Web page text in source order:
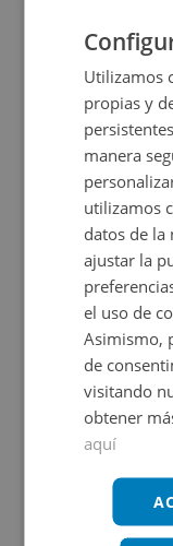
Garaje en
Impuestos no
5.200€
Utilizamos
propias y
manera
utilizamos
datos de la
ajustar la
el uso de
Asimismo,
de
visitando
obtener
aquí